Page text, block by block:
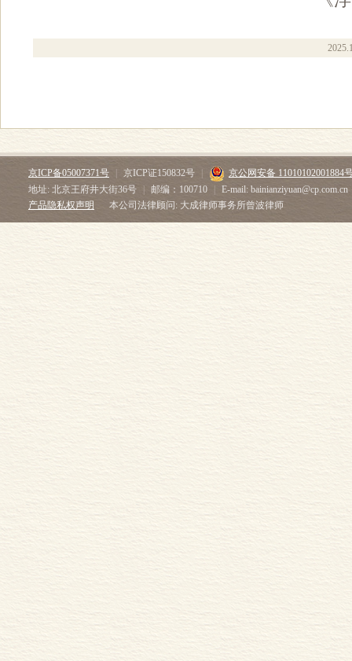
京ICP备05007371号 京ICP证150832号
京公网安备 11010102001884
地址: 北京王府井大街36号
邮编：100710
E-mail: bainianziyuan@cp.com.cn
产品隐私权声明
本公司法律顾问: 大成律师事务所曾波律师